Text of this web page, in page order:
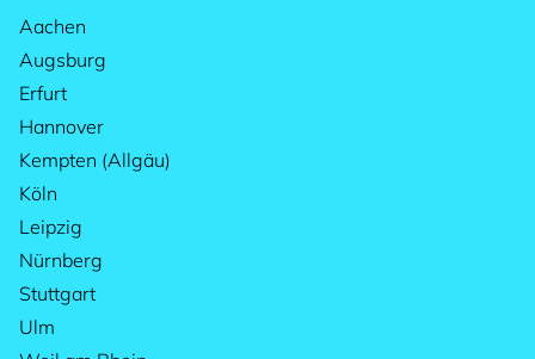
Aachen
Augsburg
Erfurt
Hannover
Kempten (Allgäu)
Köln
Leipzig
Nürnberg
Stuttgart
Ulm